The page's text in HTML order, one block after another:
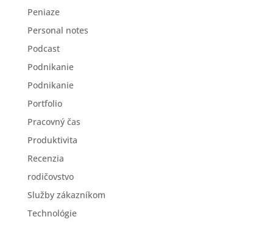
Peniaze
Personal notes
Podcast
Podnikanie
Podnikanie
Portfolio
Pracovný čas
Produktivita
Recenzia
rodičovstvo
Služby zákazníkom
Technológie